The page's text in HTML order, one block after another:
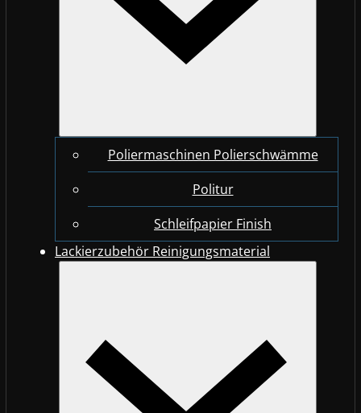
Poliermaschinen Polierschwämme
Politur
Schleifpapier Finish
Lackierzubehör Reinigungsmaterial